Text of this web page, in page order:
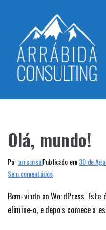
conteúdo
Olá, mundo!
Por arrconsulPublicado em30 de
Sem comentáriosem
mundo!
Bem-vindo ao WordPress.
elimine-o, e depois comece a